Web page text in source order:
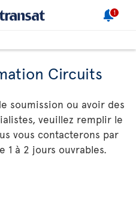
1
Circuits
soumission ou avoir des
veuillez remplir le
vous contacterons par
1 à 2 jours ouvrables.